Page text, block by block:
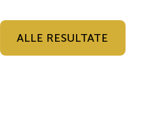
ALLE RESULTATE